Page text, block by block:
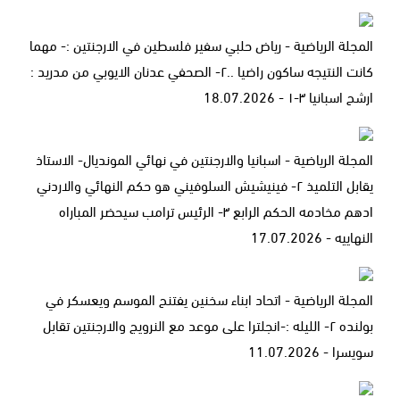
المجلة الرياضية - رياض حلبي سفير فلسطين في الارجنتين :- مهما
كانت النتيجه ساكون راضيا ..٢- الصحفي عدنان الايوبي من مدريد :
ارشح اسبانيا ٣-١ - 18.07.2026
المجلة الرياضية - اسبانيا والارجنتين في نهائي المونديال- الاستاذ
يقابل التلميذ ٢- فينيشيش السلوفيني هو حكم النهائي والاردني
ادهم مخادمه الحكم الرابع ٣- الرئيس ترامب سيحضر المباراه
النهاييه - 17.07.2026
المجلة الرياضية - اتحاد ابناء سخنين يفتنح الموسم ويعسكر في
بولنده ٢- الليله :-انجلترا على موعد مع النرويج والارجنتين تقابل
سويسرا - 11.07.2026